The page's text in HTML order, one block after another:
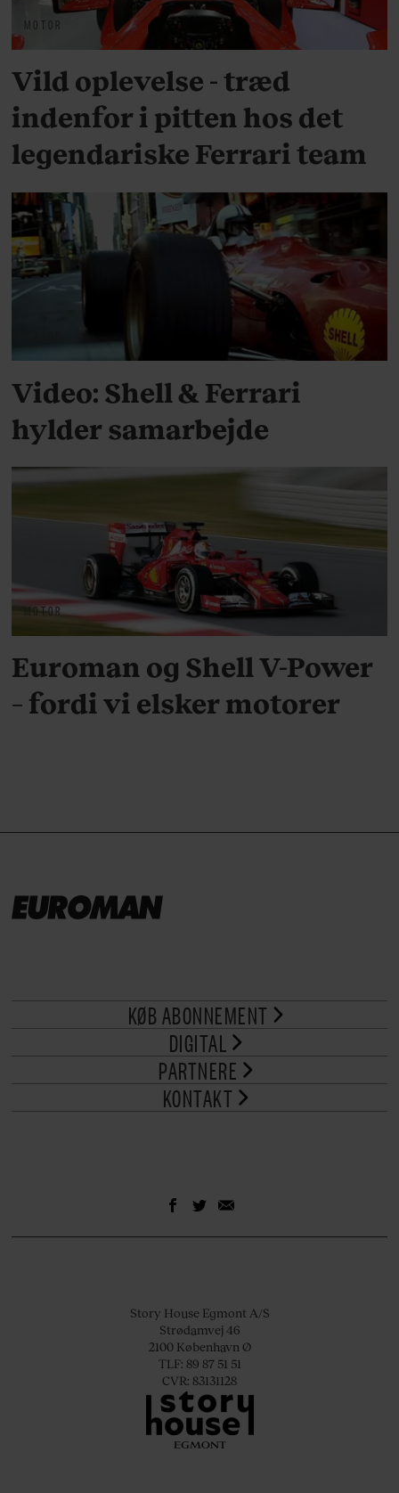
MOTOR
Vild oplevelse - træd
indenfor i pitten hos det
legendariske Ferrari team
Video: Shell & Ferrari
hylder samarbejde
MOTOR
Euroman og Shell V-Power
– fordi vi elsker motorer
KØB ABONNEMENT
DIGITAL
PARTNERE
KONTAKT
Story House Egmont A/S
Strødamvej 46
2100 København Ø
TLF: 89 87 51 51
CVR: 83131128